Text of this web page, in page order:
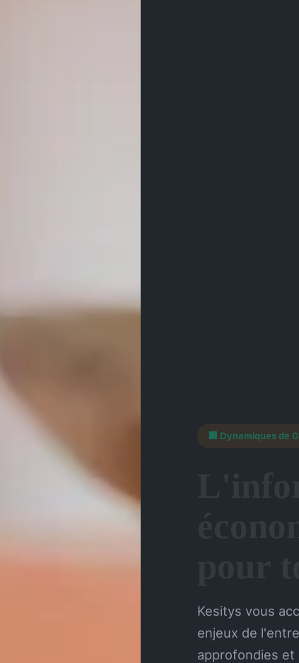
🏢 Dynamiques de
Kesitys vous
enjeux de
approfondies